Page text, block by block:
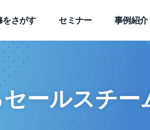
をさがす セミナー 事例紹介
ールスチー